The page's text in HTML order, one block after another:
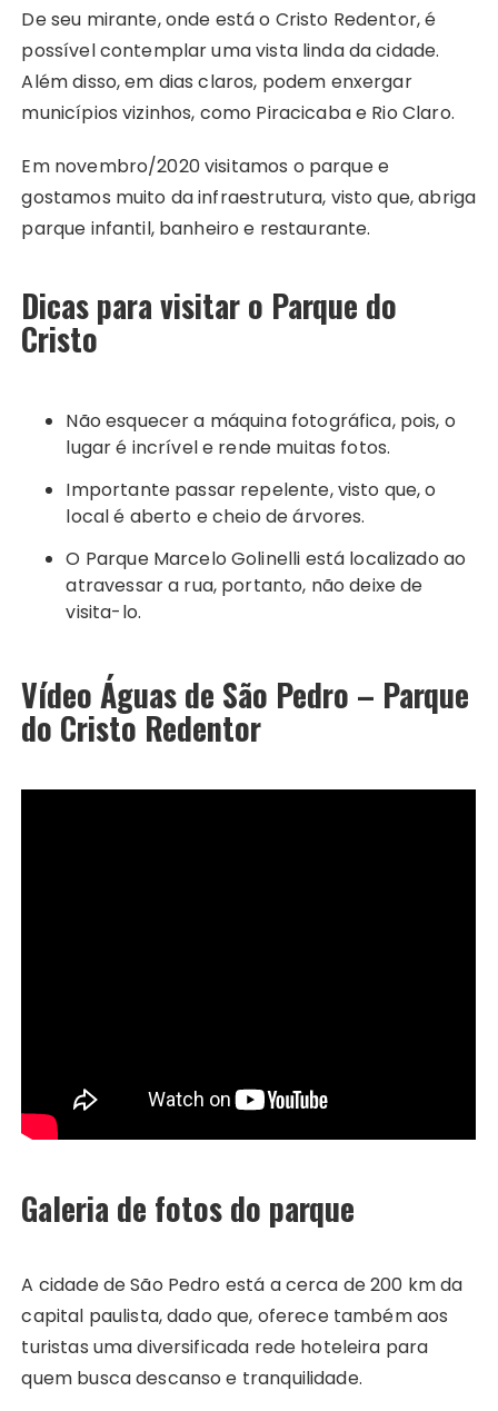
De seu mirante, onde está o Cristo Redentor, é
possível contemplar uma vista linda da cidade.
Além disso, em dias claros, podem enxergar
municípios vizinhos, como Piracicaba e Rio Claro.
Em novembro/2020 visitamos o parque e
gostamos muito da infraestrutura, visto que, abriga
parque infantil, banheiro e restaurante.
Dicas para visitar o Parque do
Cristo
Não esquecer a máquina fotográfica, pois, o
lugar é incrível e rende muitas fotos.
Importante passar repelente, visto que, o
local é aberto e cheio de árvores.
O Parque Marcelo Golinelli está localizado ao
atravessar a rua, portanto, não deixe de
visita-lo.
Vídeo Águas de São Pedro – Parque
do Cristo Redentor
Galeria de fotos do parque
A cidade de São Pedro está a cerca de 200 km da
capital paulista, dado que, oferece também aos
turistas uma diversificada rede hoteleira para
quem busca descanso e tranquilidade.